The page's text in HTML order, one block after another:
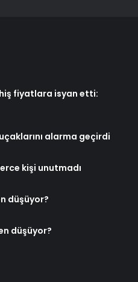
fiyatlara isyan etti:
alarma geçirdi
kişi unutmadı
düşüyor?
düşüyor?